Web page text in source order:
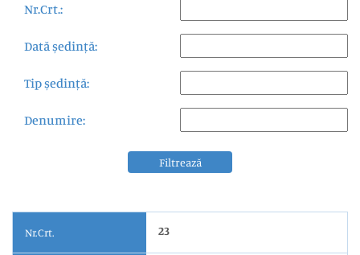
Nr.Crt.:
Dată ședință:
Tip ședință:
Denumire:
Filtrează
Nr.Crt. 23